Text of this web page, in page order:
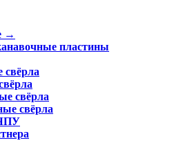
→
пластины
свёрла
свёрла
свёрла